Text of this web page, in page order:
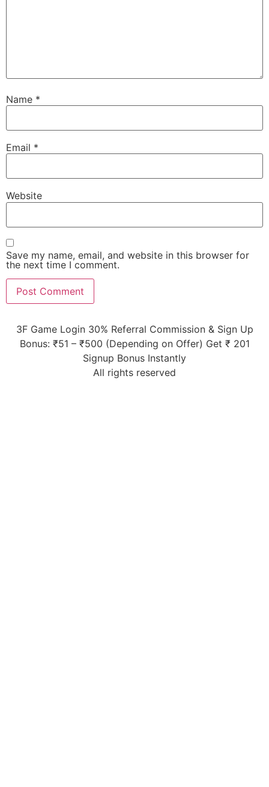
Name *
Email *
Website
Save my name, email, and website in this browser for
the next time I comment.
3F Game Login 30% Referral Commission & Sign Up
Bonus: ₹51 – ₹500 (Depending on Offer) Get ₹ 201
Signup Bonus Instantly
All rights reserved